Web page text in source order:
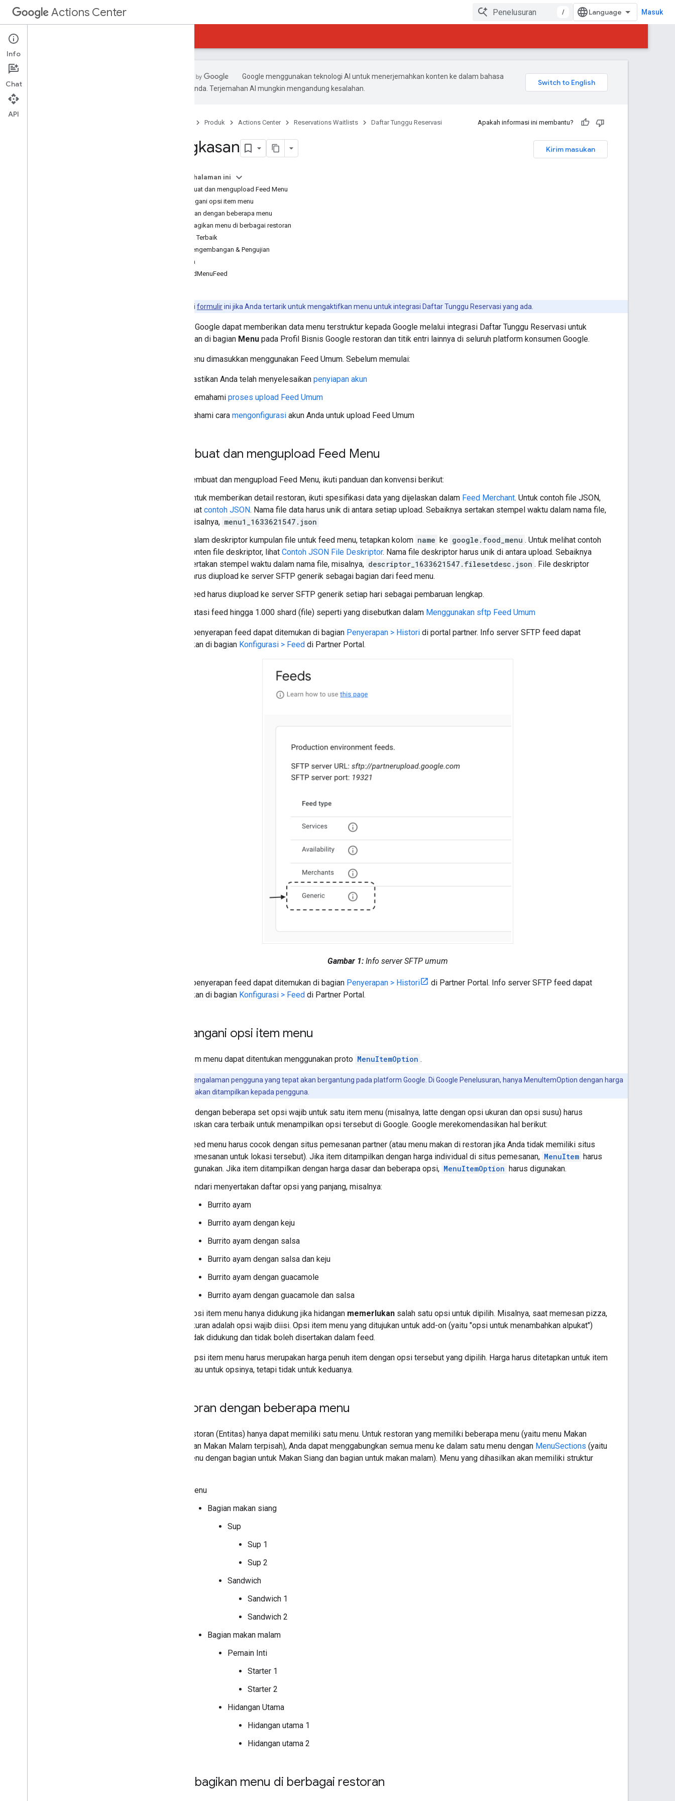
Actions Center / Masuk
Ringkasan dan Kelayakan
Kebijakan
Google menggunakan teknologi AI untuk menerjemahkan konten ke dalam bahasa
pilihan Anda. Terjemahan AI mungkin mengandung kesalahan.
Produk Actions Center Reservations Waitlists Daftar Tunggu Reservasi Apakah informasi ini membantu?
Kirim masukan
Ringkasan
Pada halaman ini
Membuat dan mengupload Feed Menu
Menangani opsi item menu
Restoran dengan beberapa menu
Membagikan menu di berbagai restoran
Praktik Terbaik
Alat Pengembangan & Pengujian
Skema
FoodMenuFeed
Isi formulirini jika Anda tertarik untuk mengaktifkan menu untuk integrasi Daftar Tunggu Reservasi yang ada.
Partner Google dapat memberikan data menu terstruktur kepada Google melalui integrasi Daftar Tunggu Reservasi untuk
digunakan di bagian Menu pada Profil Bisnis Google restoran dan titik entri lainnya di seluruh platform konsumen Google.
Data menu dimasukkan menggunakan Feed Umum. Sebelum memulai:
Pastikan Anda telah menyelesaikan penyiapan akun
Memahami proses upload Feed Umum
Pahami cara mengonfigurasi akun Anda untuk upload Feed Umum
Membuat dan mengupload Feed Menu
Saat membuat dan mengupload Feed Menu, ikuti panduan dan konvensi berikut:
Untuk memberikan detail restoran, ikuti spesifikasi data yang dijelaskan dalam Feed Merchant. Untuk contoh file JSON,
lihat contoh JSON. Nama file data harus unik di antara setiap upload. Sebaiknya sertakan stempel waktu dalam nama file,
misalnya, menu1_1633621547.json
Dalam deskriptor kumpulan file untuk feed menu, tetapkan kolom name ke google.food_menu . Untuk melihat contoh
konten file deskriptor, lihat Contoh JSON File Deskriptor. Nama file deskriptor harus unik di antara upload. Sebaiknya
sertakan stempel waktu dalam nama file, misalnya, descriptor_1633621547.filesetdesc.json . File deskriptor
harus diupload ke server SFTP generik sebagai bagian dari feed menu.
Feed harus diupload ke server SFTP generik setiap hari sebagai pembaruan lengkap.
Batasi feed hingga 1.000 shard (file) seperti yang disebutkan dalam Menggunakan sftp Feed Umum
Status penyerapan feed dapat ditemukan di bagian Penyerapan > Histori di portal partner. Info server SFTP feed dapat
ditemukan di bagian Konfigurasi > Feed di Partner Portal.
Gambar 1:Info server SFTP umum
Status penyerapan feed dapat ditemukan di bagian Penyerapan > Histori
di Partner Portal. Info server SFTP feed dapat
ditemukan di bagian Konfigurasi > Feed di Partner Portal.
Menangani opsi item menu
Opsi item menu dapat ditentukan menggunakan proto MenuItemOption .
Pengalaman pengguna yang tepat akan bergantung pada platform Google. Di Google Penelusuran, hanya MenuItemOption dengan harga
terendah yang akan ditampilkan kepada pengguna.
Partner dengan beberapa set opsi wajib untuk satu item menu (misalnya, latte dengan opsi ukuran dan opsi susu) harus
memutuskan cara terbaik untuk menampilkan opsi tersebut di Google. Google merekomendasikan hal berikut:
Feed menu harus cocok dengan situs pemesanan partner (atau menu makan di restoran jika Anda tidak memiliki situs
pemesanan untuk lokasi tersebut). Jika item ditampilkan dengan harga individual di situs pemesanan, MenuItem harus
digunakan. Jika item ditampilkan dengan harga dasar dan beberapa opsi, MenuItemOption harus digunakan.
Hindari menyertakan daftar opsi yang panjang, misalnya:
Burrito ayam
Burrito ayam dengan keju
Burrito ayam dengan salsa
Burrito ayam dengan salsa dan keju
Burrito ayam dengan guacamole
Burrito ayam dengan guacamole dan salsa
Opsi item menu hanya didukung jika hidangan memerlukan salah satu opsi untuk dipilih. Misalnya, saat memesan pizza,
ukuran adalah opsi wajib diisi. Opsi item menu yang ditujukan untuk add-on (yaitu "opsi untuk menambahkan alpukat")
tidak didukung dan tidak boleh disertakan dalam feed.
Harga opsi item menu harus merupakan harga penuh item dengan opsi tersebut yang dipilih. Harga harus ditetapkan untuk item
menu atau untuk opsinya, tetapi tidak untuk keduanya.
Restoran dengan beberapa menu
Satu restoran (Entitas) hanya dapat memiliki satu menu. Untuk restoran yang memiliki beberapa menu (yaitu menu Makan
Siang dan Makan Malam terpisah), Anda dapat menggabungkan semua menu ke dalam satu menu dengan MenuSections (yaitu
satu menu dengan bagian untuk Makan Siang dan bagian untuk makan malam). Menu yang dihasilkan akan memiliki struktur
Menu
Bagian makan siang
Sup
Sup 1
Sup 2
Sandwich
Sandwich 1
Sandwich 2
Bagian makan malam
Pemain Inti
Starter 1
Starter 2
Hidangan Utama
Hidangan utama 1
Hidangan utama 2
Membagikan menu di berbagai restoran
Info
Chat
API